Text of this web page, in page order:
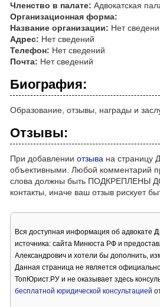
Членство в палате: Адвокатская
Организационная форма:
Название организации: Нет
Адрес: Нет сведений
Телефон: Нет сведений
Почта: Нет сведений
Биография:
Образование, отзывы, награды и
Отзывы:
При добавлении отзыва на страницу
объективными. Любой комментарий
слова должны быть ПОДКРЕПЛЕНЫ
контакты, иначе ваш отзыв рискует
Вся доступная информация об адвокате
источника: сайта Минюста РФ и
Александрович и хотели бы дополнить,
Данная страница не является
ТопЮрист.РУ и не оказывает здесь
бесплатной юридической консультацией